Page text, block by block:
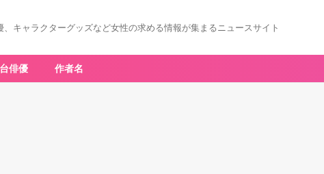
、キャラクターグッズなど女性の求める情報が集まるニュースサイト
俳優 作者名